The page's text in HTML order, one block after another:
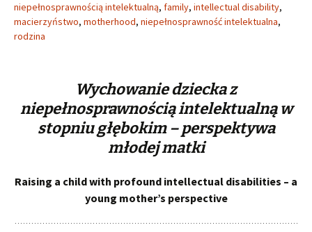
niepełnosprawnością intelektualną, family, intellectual disability,
macierzyństwo, motherhood, niepełnosprawność intelektualna,
rodzina
Wychowanie dziecka z
niepełnosprawnością intelektualną w
stopniu głębokim – perspektywa
młodej matki
Raising a child with profound intellectual disabilities – a
young mother’s perspective